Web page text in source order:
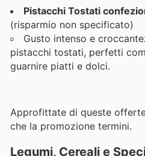
Pistacchi Tostati
(risparmio non specificato)
Gusto intenso e
pistacchi tostati, perfetti
guarnire piatti e dolci.
Approfittate di queste
che la promozione termini.
Legumi, Cereali e